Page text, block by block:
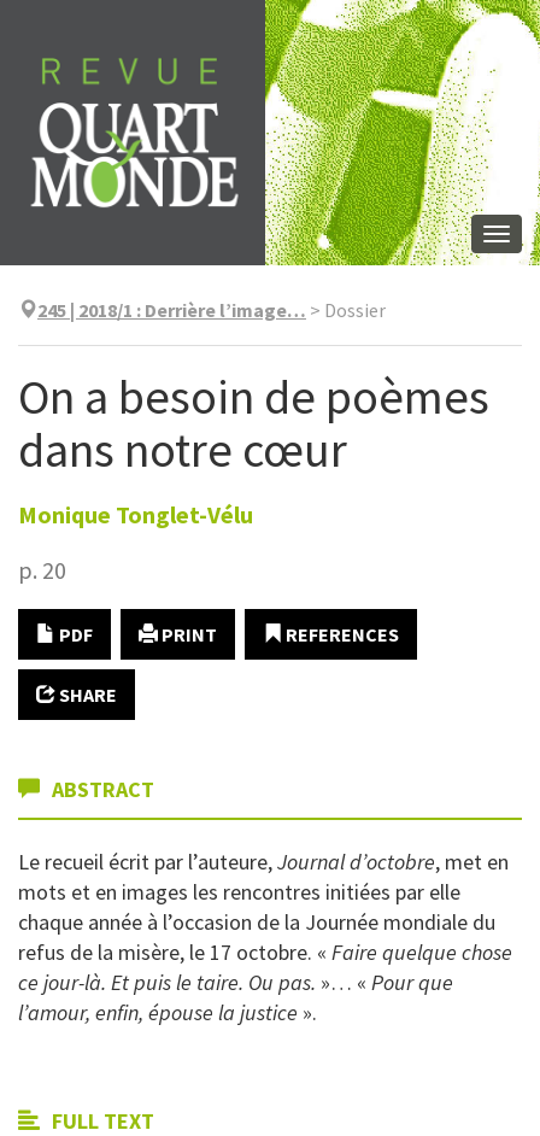
content
245 | 2018/1 : Derrière l’image… > Dossier
On a besoin de poèmes
dans notre cœur
Monique Tonglet-Vélu
p. 20
PDF PRINT REFERENCES
SHARE
ABSTRACT
Le recueil écrit par l’auteure,Journal d’octobre, met en
mots et en images les rencontres initiées par elle
chaque année à l’occasion de la Journée mondiale du
refus de la misère, le 17 octobre. « Faire quelque chose
ce jour-là. Et puis le taire. Ou pas. »… « Pour que
l’amour, enfin, épouse la justice ».
FULL TEXT